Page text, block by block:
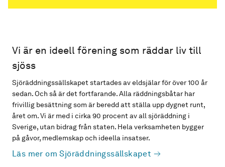
Vi är en ideell förening som räddar liv till
sjöss
Sjöräddningssällskapet startades av eldsjälar för över 100 år
sedan. Och så är det fortfarande. Alla räddningsbåtar har
frivillig besättning som är beredd att ställa upp dygnet runt,
året om. Vi är med i cirka 90 procent av all sjöräddning i
Sverige, utan bidrag från staten. Hela verksamheten bygger
på gåvor, medlemskap och ideella insatser.
Läs mer om Sjöräddningssällskapet